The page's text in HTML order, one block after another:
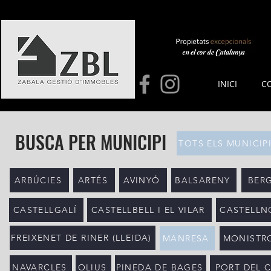
INICI
ARBÚCIES
BUSCA PER MUNICIPI
MANRESA
ARTÉS AVINYÓ
FREIXENET DE RINER (LLEIDA)
NAVARCLES PINEDA DE BAGES PORT DEL
BALSARENY
CASTELLGALÍ CASTELLBELL I EL VILAR
OLIUS
TOTS ELS